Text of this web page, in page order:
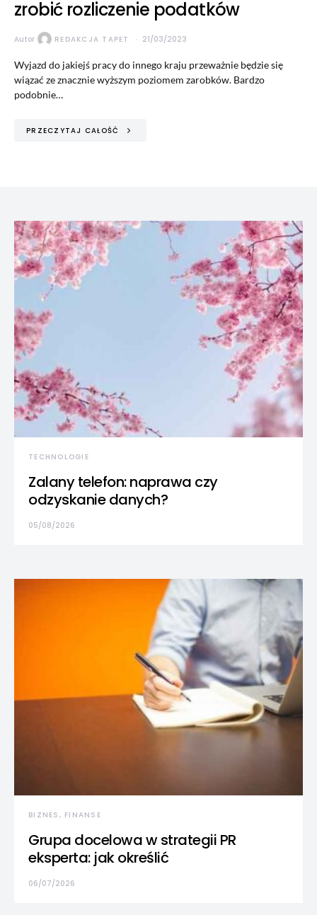
zrobić rozliczenie podatków
Autor REDAKCJA TAPET 21/03/2023
Wyjazd do jakiejś pracy do innego kraju przeważnie będzie się
wiązać ze znacznie wyższym poziomem zarobków. Bardzo
podobnie…
PRZECZYTAJ CAŁOŚĆ
TECHNOLOGIE
Zalany telefon: naprawa czy
odzyskanie danych?
05/08/2026
BIZNES, FINANSE
Grupa docelowa w strategii PR
eksperta: jak określić
06/07/2026